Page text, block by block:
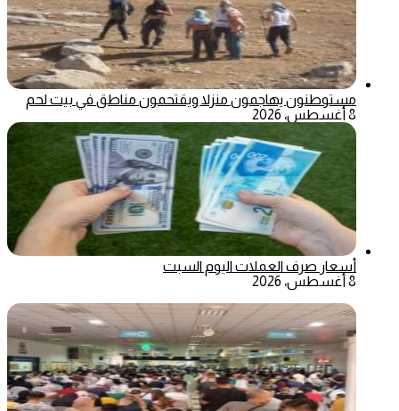
مستوطنون يهاجمون منزلا ويقتحمون مناطق في بيت لحم
8 أغسطس، 2026
أسعار صرف العملات اليوم السبت
8 أغسطس، 2026